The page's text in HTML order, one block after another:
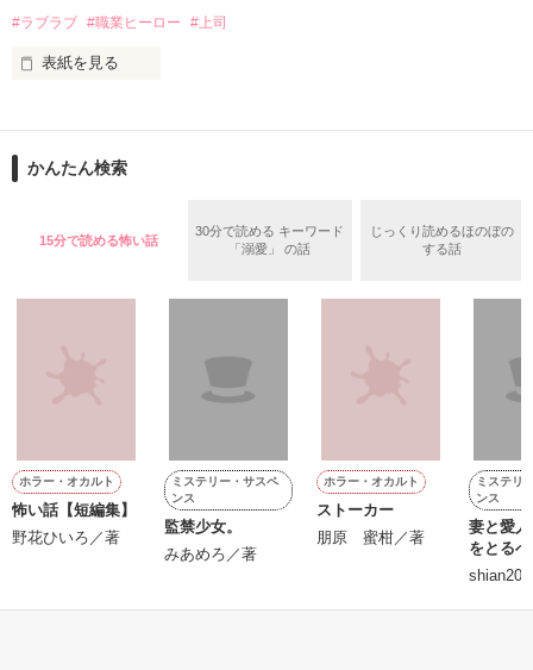
鳴海哲平 (なるみてっぺい)
2026.6.5～2026.7.25
＊以前、公開していた話の改稿版です＊
作品を読む
#ラブラブ #職業ヒーロー #上司
表紙を見る
ションの企画戦略室で働いている。
めた、同期で恋人の石垣守（26）がいるのだが、後輩の姫原由
守と由羅から『便利屋雛子』と馬鹿にされ、一人こっそり泣い
鷹哉『宜しくな、俺の雛子』🦅
雛子『俺の……ひぃ、雛子？！！！』🐥
※表紙も作中使用の画像も全てフリー素材です。
※執筆期間2026.6.3〜7.20完結です。
※他サイトさんにて恋愛トレンド1位でした〜良かったら読ん
かんたん検索
15分で読める怖い話
30分で読める キーワード
「溺愛」 の話
じっくり読めるほのぼの
する話
ホラー・オカルト
怖い話【短編集】
野花ひいろ／著
ミステリー・サスペ
ンス
監禁少女。
みあめろ／著
ホラー・オカルト
ストーカー
朋原 蜜柑／著
ミステリ
ンス
妻と愛
をとる